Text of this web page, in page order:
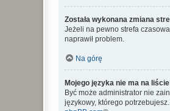
Została wykonana zmiana
Jeżeli na pewno strefa
naprawił problem.
Na górę
Mojego języka nie ma na
Być może administrator nie
językowy, którego